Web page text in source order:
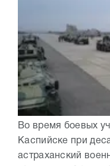
Во время боевых
Каспийске при
астраханский